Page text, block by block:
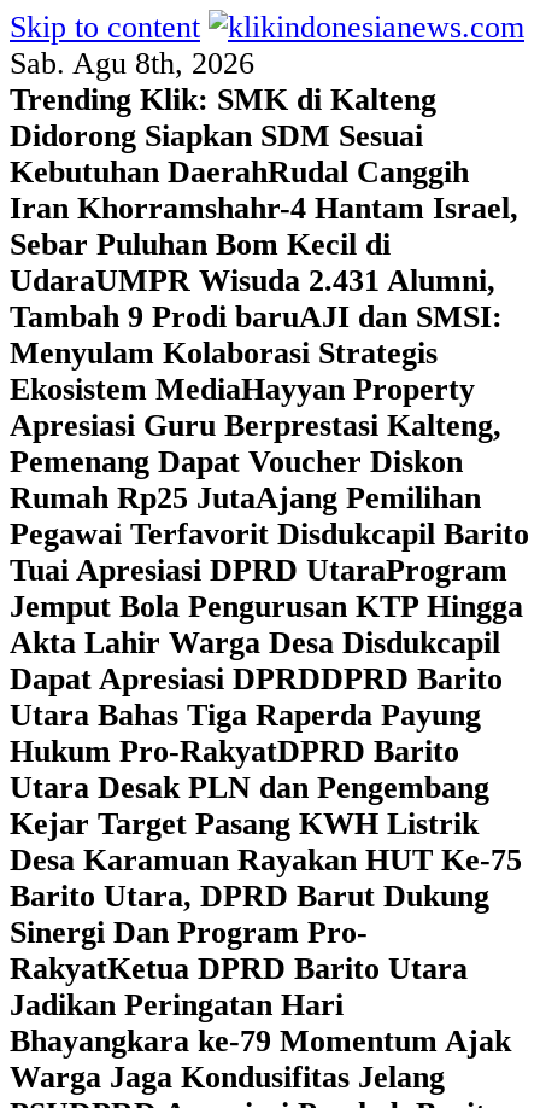
Skip to content
Sab. Agu 8th, 2026
Trending Klik: SMK di Kalteng
Didorong Siapkan SDM Sesuai
Kebutuhan DaerahRudal Canggih
Iran Khorramshahr-4 Hantam Israel,
Sebar Puluhan Bom Kecil di
UdaraUMPR Wisuda 2.431 Alumni,
Tambah 9 Prodi baruAJI dan SMSI:
Menyulam Kolaborasi Strategis
Ekosistem MediaHayyan Property
Apresiasi Guru Berprestasi Kalteng,
Pemenang Dapat Voucher Diskon
Rumah Rp25 JutaAjang Pemilihan
Pegawai Terfavorit Disdukcapil Barito
Tuai Apresiasi DPRD UtaraProgram
Jemput Bola Pengurusan KTP Hingga
Akta Lahir Warga Desa Disdukcapil
Dapat Apresiasi DPRDDPRD Barito
Utara Bahas Tiga Raperda Payung
Hukum Pro-RakyatDPRD Barito
Utara Desak PLN dan Pengembang
Kejar Target Pasang KWH Listrik
Desa Karamuan Rayakan HUT Ke-75
Barito Utara, DPRD Barut Dukung
Sinergi Dan Program Pro-
RakyatKetua DPRD Barito Utara
Jadikan Peringatan Hari
Bhayangkara ke-79 Momentum Ajak
Warga Jaga Kondusifitas Jelang